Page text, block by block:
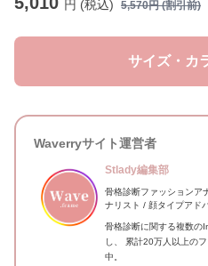
円 (税込) 5,570円 (割引前)
サイズ・カ
Waverryサイト運営者
Stlady編集部
骨格診断ファッションア
ナリスト / 顔タイプアド
骨格診断に関する複数の
し、 累計20万人以上の
中。